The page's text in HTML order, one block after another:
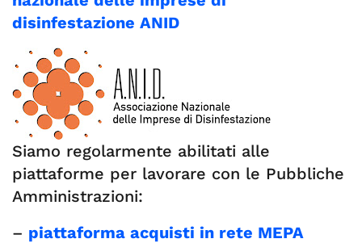
disinfestazione ANID
Siamo regolarmente abilitati alle
piattaforme per lavorare con le Pubbliche
Amministrazioni:
– piattaforma acquisti in rete MEPA